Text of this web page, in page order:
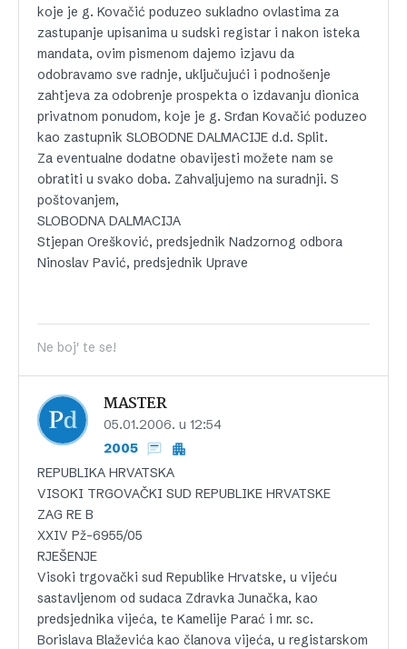
koje je g. Kovačić poduzeo sukladno ovlastima za
zastupanje upisanima u sudski registar i nakon isteka
mandata, ovim pismenom dajemo izjavu da
odobravamo sve radnje, uključujući i podnošenje
zahtjeva za odobrenje prospekta o izdavanju dionica
privatnom ponudom, koje je g. Srđan Kovačić poduzeo
kao zastupnik SLOBODNE DALMACIJE d.d. Split.
Za eventualne dodatne obavijesti možete nam se
obratiti u svako doba. Zahvaljujemo na suradnji. S
poštovanjem,
SLOBODNA DALMACIJA
Stjepan Orešković, predsjednik Nadzornog odbora
Ninoslav Pavić, predsjednik Uprave
Ne boj' te se!
MASTER
05.01.2006. u 12:54
2005
REPUBLIKA HRVATSKA
VISOKI TRGOVAČKI SUD REPUBLIKE HRVATSKE
ZAG RE B
XXIV Pž-6955/05
RJEŠENJE
Visoki trgovački sud Republike Hrvatske, u vijeću
sastavljenom od sudaca Zdravka Junačka, kao
predsjednika vijeća, te Kamelije Parać i mr. sc.
Borislava Blaževića kao članova vijeća, u registarskom